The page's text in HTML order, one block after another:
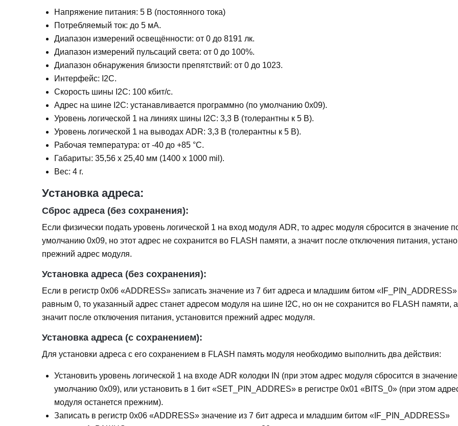
Напряжение питания: 5 В (постоянного тока)
Потребляемый ток: до 5 мА.
Диапазон измерений освещённости: от 0 до 8191 лк.
Диапазон измерений пульсаций света: от 0 до 100%.
Диапазон обнаружения близости препятствий: от 0 до 1023.
Интерфейс: I2C.
Скорость шины I2C: 100 кбит/с.
Адрес на шине I2C: устанавливается программно (по умолчанию 0x09).
Уровень логической 1 на линиях шины I2C: 3,3 В (толерантны к 5 В).
Уровень логической 1 на выводах ADR: 3,3 В (толерантны к 5 В).
Рабочая температура: от -40 до +85 °С.
Габариты: 35,56 х 25,40 мм (1400 x 1000 mil).
Вес: 4 г.
Установка адреса:
Сброс адреса (без сохранения):
Если физически подать уровень логической 1 на вход модуля ADR, то адрес модуля сбросится в значение
умолчанию 0x09, но этот адрес не сохранится во FLASH памяти, а значит после отключения питания,
прежний адрес модуля.
Установка адреса (без сохранения):
Если в регистр 0x06 «ADDRESS» записать значение из 7 бит адреса и младшим битом «IF_PIN_ADDRESS»
равным 0, то указанный адрес станет адресом модуля на шине I2C, но он не сохранится во FLASH памяти, а
значит после отключения питания, установится прежний адрес модуля.
Установка адреса (с сохранением):
Для установки адреса с его сохранением в FLASH память модуля необходимо выполнить два действия:
Установить уровень логической 1 на входе ADR колодки IN (при этом адрес модуля сбросится в
умолчанию 0x09), или установить в 1 бит «SET_PIN_ADDRES» в регистре 0x01 «BITS_0» (при этом
модуля останется прежним).
Записать в регистр 0x06 «ADDRESS» значение из 7 бит адреса и младшим битом «IF_PIN_ADDRESS»